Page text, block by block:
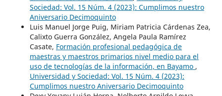
Sociedad: Vol. 15 Núm. 4 (2023): Cumplimos nuestro
Aniversario Decimoquinto
Luis Manuel Jorge Puig, Miriam Patricia Cárdenas Zea,
Calixto Guerra González, Angela Paula Ramírez
Casate, Formación profesional pedagógica de
maestras y maestros primarios nivel medio para el
uso de tecnologías de la información, en Bayamo ,
Universidad y Sociedad: Vol. 15 Núm. 4 (2023):
Cumplimos nuestro Aniversario Decimoquinto